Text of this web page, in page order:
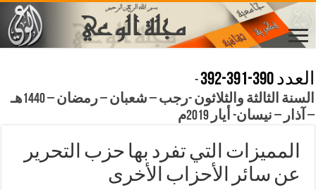
العدد 390-391-392
-
السنة الثالثة والثلاثون -رجب – شعبان – رمضان – 1440هـ
– آذار – نيسان- أيار 2019م
المميزات التي تفرد بها حزب التحرير
عن سائر الأحزاب الأخرى